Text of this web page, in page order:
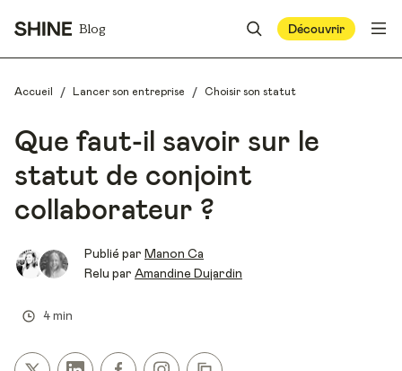
Blog Découvrir
Accueil / Lancer son entreprise / Choisir son statut
Que faut-il savoir sur le
statut de conjoint
collaborateur ?
Publié par Manon Ca
Relu par Amandine Dujardin
4 min